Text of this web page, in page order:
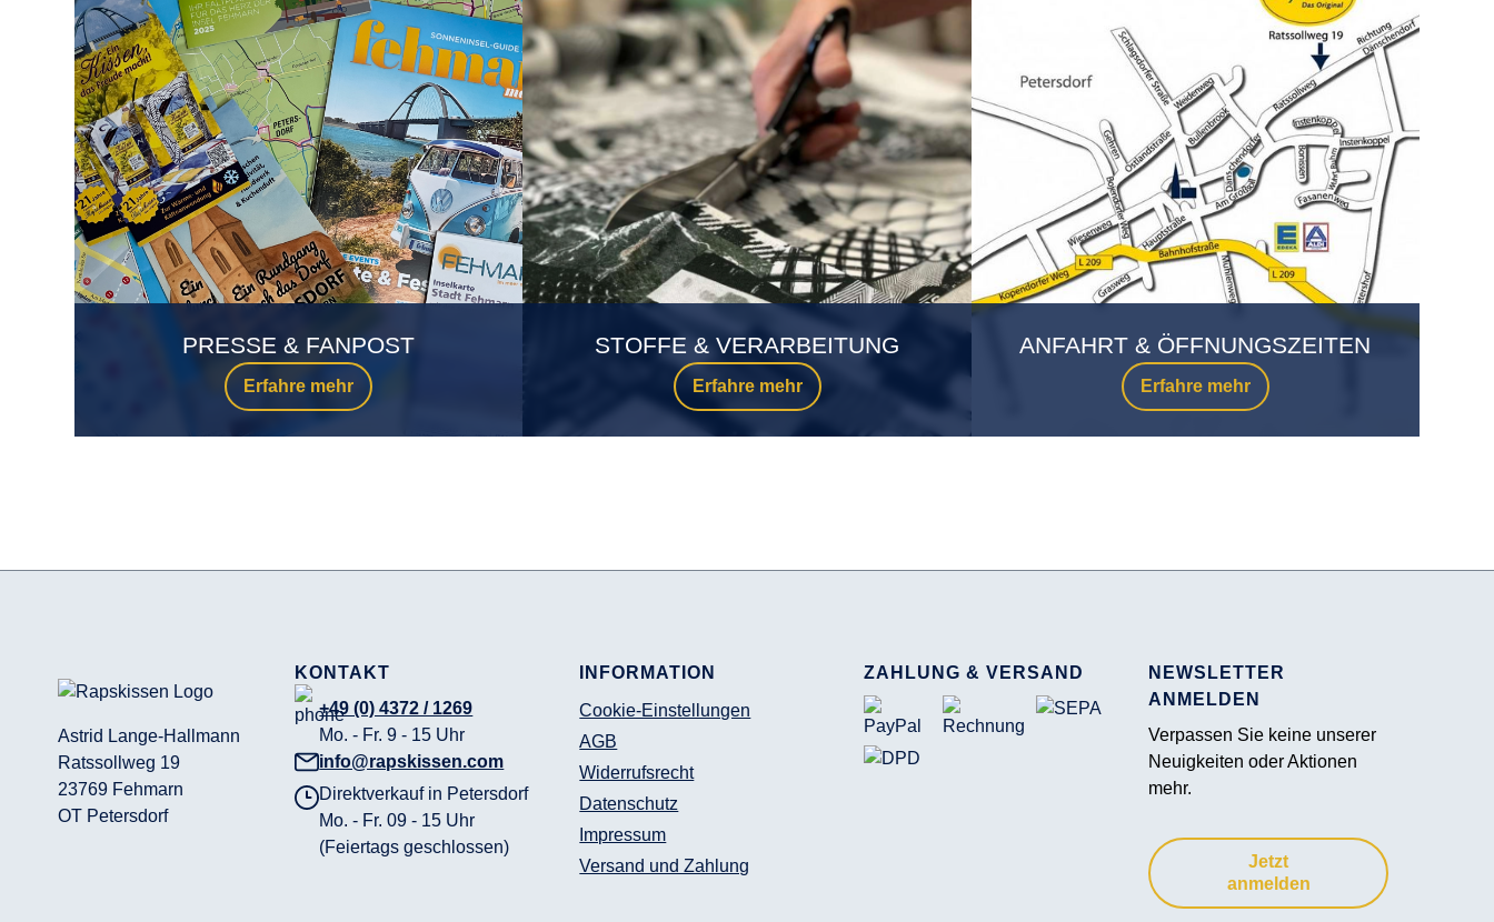
Erfahre mehr
PRESSE & FANPOST
Erfahre mehr
STOFFE & VERARBEITUNG
Erfahre mehr
ANFAHRT & ÖFFNUNGSZEITEN
Astrid Lange-Hallmann
Ratssollweg 19
23769 Fehmarn
OT Petersdorf
KONTAKT
+49 (0) 4372 / 1269
Mo. - Fr. 9 - 15 Uhr
info@rapskissen.com
Direktverkauf in Petersdorf
Mo. - Fr. 09 - 15 Uhr
(Feiertags geschlossen)
INFORMATION
Cookie-Einstellungen
AGB
Widerrufsrecht
Datenschutz
Impressum
Versand und Zahlung
ZAHLUNG & VERSAND
NEWSLETTER
ANMELDEN
Verpassen Sie keine unserer
Neuigkeiten oder Aktionen
mehr.
Jetzt
anmelden